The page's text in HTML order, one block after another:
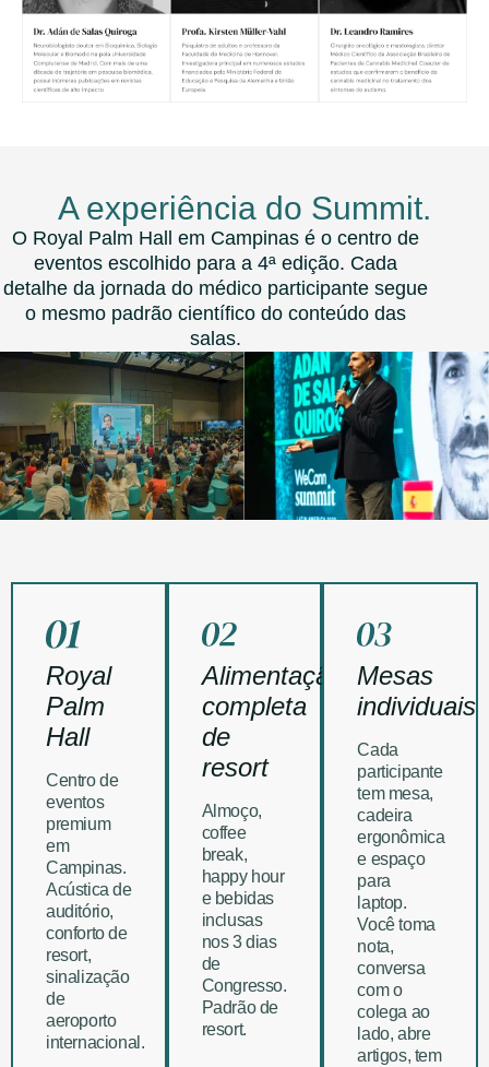
A experiência do Summit.
O Royal Palm Hall em Campinas é o centro de
eventos escolhido para a 4ª edição. Cada
detalhe da jornada do médico participante segue
o mesmo padrão científico do conteúdo das
salas.
Royal
Palm
Hall
Centro de
eventos
premium
em
Campinas.
Acústica de
auditório,
conforto de
resort,
sinalização
de
aeroporto
internacional.
Alimentação
completa
de
resort
Almoço,
coffee
break,
happy hour
e bebidas
inclusas
nos 3 dias
de
Congresso.
Padrão de
resort.
Mesas
individuais
Cada
participante
tem mesa,
cadeira
ergonômica
e espaço
para
laptop.
Você toma
nota,
conversa
com o
colega ao
lado, abre
artigos, tem